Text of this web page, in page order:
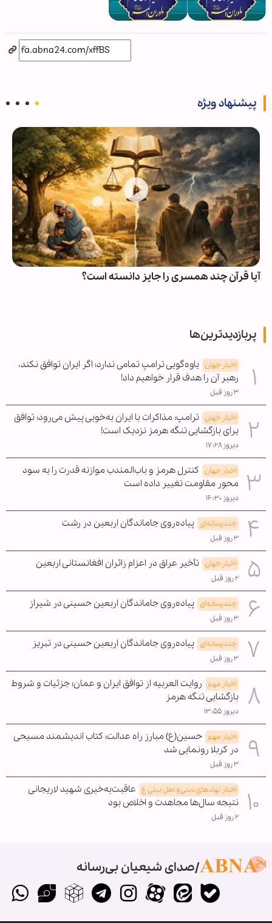
پیشنهاد ویژه
آیا قرآن چند همسری را جایز دانسته است؟
پربازدیدترین‌ها
اخبار جهان یاوه‌گویی ترامپ تمامی ندارد؛ اگر ایران توافق نکند،
رهبر آن را هدف قرار خواهیم داد!
۳ روز قبل
اخبار جهان ترامپ: مذاکرات با ایران به‌خوبی پیش می‌رود؛ توافق
برای بازگشایی تنگه هرمز نزدیک است!
دیروز ۱۷:۲۸
اخبار جهان کنترل هرمز و باب‌المندب موازنه قدرت را به سود
محور مقاومت تغییر داده است
دیروز ۱۶:۳۰
چندرسانه‌ای پیاده‌روی جاماندگان اربعین در رشت
۳ روز قبل
اخبار جهان تأخیر عراق در اعزام زائران افغانستانی اربعین
۲ روز قبل
چندرسانه‌ای پیاده‌روی جاماندگان اربعین حسینی در شیراز
۳ روز قبل
چندرسانه‌ای پیاده‌روی جاماندگان اربعین حسینی در تبریز
۳ روز قبل
اخبار مهم روایت العربیه از توافق ایران و عمان؛ جزئیات و شروط
بازگشایی تنگه هرمز
دیروز ۱۳:۵۵
اخبار مهم حسین(ع) مبارز راه عدالت؛ کتاب اندیشمند مسیحی
در کربلا رونمایی شد
۳ روز قبل
اخبار نهادهای دینی و اهل بیتی ع عاقبت‌به‌خیری شهید لاریجانی
نتیجه سال‌ها مجاهدت و اخلاص بود
۲ روز قبل
صدای شیعیان بی‌رسانه